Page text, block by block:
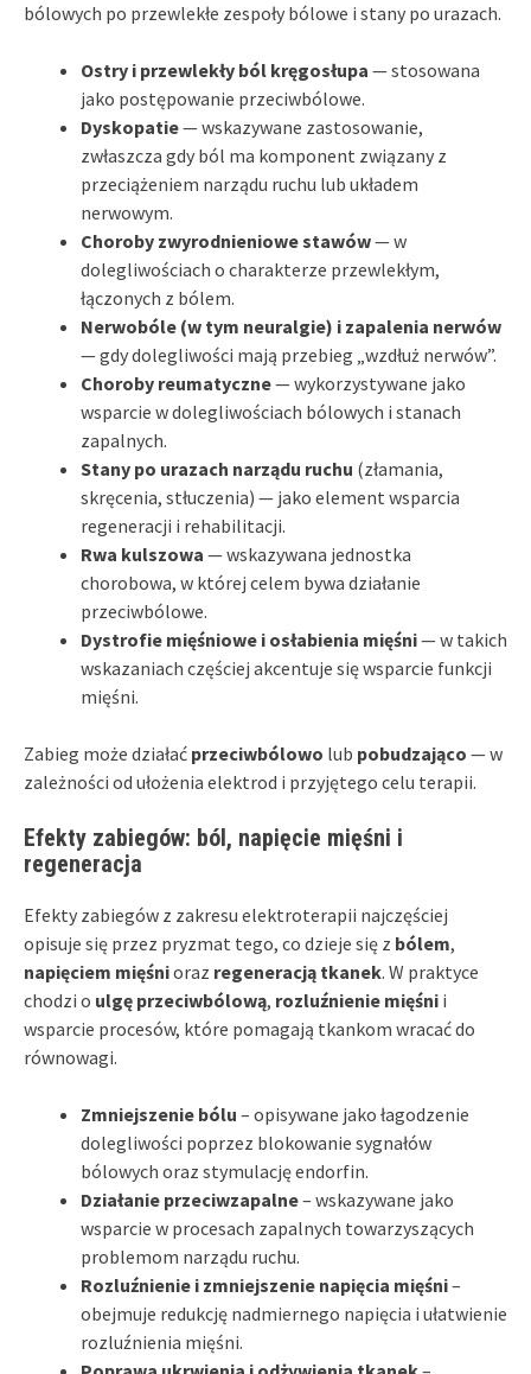
bólowych po przewlekłe zespoły bólowe i stany po urazach.
Ostry i przewlekły ból kręgosłupa — stosowana
jako postępowanie przeciwbólowe.
Dyskopatie— wskazywane zastosowanie,
zwłaszcza gdy ból ma komponent związany z
przeciążeniem narządu ruchu lub układem
nerwowym.
Choroby zwyrodnieniowe stawów— w
dolegliwościach o charakterze przewlekłym,
łączonych z bólem.
Nerwobóle (w tym neuralgie) i zapalenia nerwów
— gdy dolegliwości mają przebieg „wzdłuż nerwów”.
Choroby reumatyczne— wykorzystywane jako
wsparcie w dolegliwościach bólowych i stanach
zapalnych.
Stany po urazach narządu ruchu (złamania,
skręcenia, stłuczenia) — jako element wsparcia
regeneracji i rehabilitacji.
Rwa kulszowa — wskazywana jednostka
chorobowa, w której celem bywa działanie
przeciwbólowe.
Dystrofie mięśniowe i osłabienia mięśni— w takich
wskazaniach częściej akcentuje się wsparcie funkcji
mięśni.
Zabieg może działać przeciwbólowo lub pobudzająco — w
zależności od ułożenia elektrod i przyjętego celu terapii.
Efekty zabiegów: ból, napięcie mięśni i
regeneracja
Efekty zabiegów z zakresu elektroterapii najczęściej
opisuje się przez pryzmat tego, co dzieje się z bólem,
napięciem mięśnioraz regeneracją tkanek. W praktyce
chodzi o ulgę przeciwbólową, rozluźnienie mięśni i
wsparcie procesów, które pomagają tkankom wracać do
równowagi.
Zmniejszenie bólu – opisywane jako łagodzenie
dolegliwości poprzez blokowanie sygnałów
bólowych oraz stymulację endorfin.
Działanie przeciwzapalne– wskazywane jako
wsparcie w procesach zapalnych towarzyszących
problemom narządu ruchu.
Rozluźnienie i zmniejszenie napięcia mięśni–
obejmuje redukcję nadmiernego napięcia i ułatwienie
rozluźnienia mięśni.